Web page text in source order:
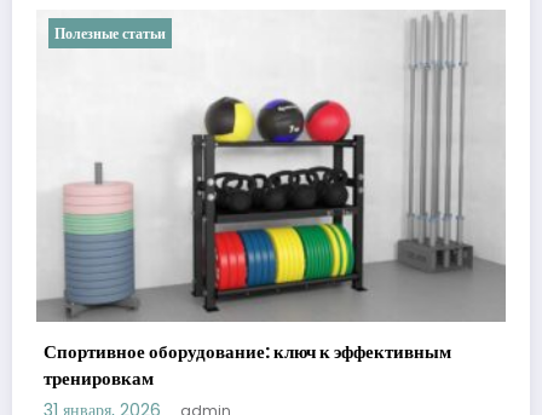
Полезные статьи
Уход за животными у ветеринара: виды,
преимущества и рекомендации